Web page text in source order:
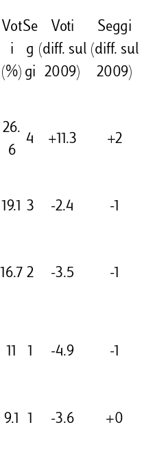
Vot
i
(%)
Se
g
gi
Voti
(diff. sul
2009)
Seggi
(diff. sul
2009)
26.
6
4 +11.3 +2
19.1 3 -2.4 -1
16.7 2 -3.5 -1
11 1 -4.9 -1
9.1 1 -3.6 +0